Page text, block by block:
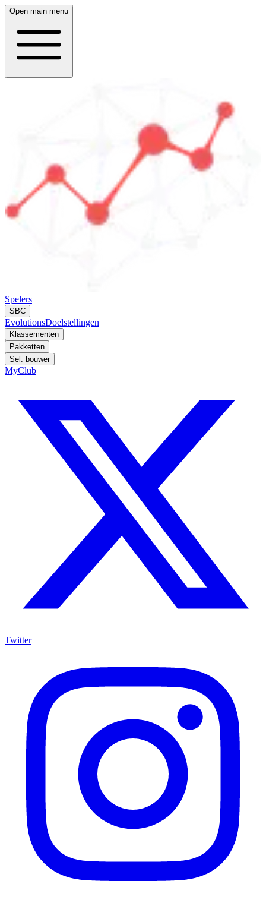
Open main menu
Spelers
SBC
EvolutionsDoelstellingen
Klassementen
Pakketten
Sel. bouwer
MyClub
Twitter